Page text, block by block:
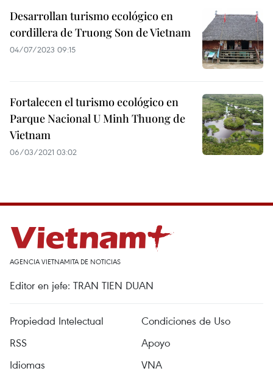
Desarrollan turismo ecológico en
cordillera de Truong Son de Vietnam
04/07/2023 09:15
Fortalecen el turismo ecológico en
Parque Nacional U Minh Thuong de
Vietnam
06/03/2021 03:02
AGENCIA VIETNAMITA DE NOTICIAS
Editor en jefe: TRAN TIEN DUAN
Propiedad Intelectual
Condiciones de Uso
RSS
Apoyo
Idiomas
VNA